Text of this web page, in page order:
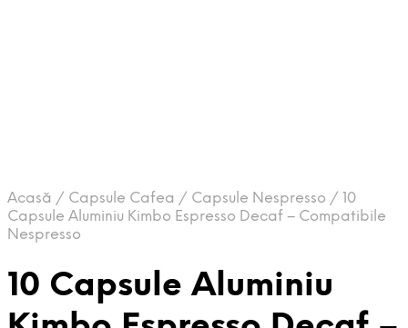
Acasă / Capsule Cafea / Capsule Nespresso / 10
Capsule Aluminiu Kimbo Espresso Decaf – Compatibile
Nespresso
10 Capsule Aluminiu